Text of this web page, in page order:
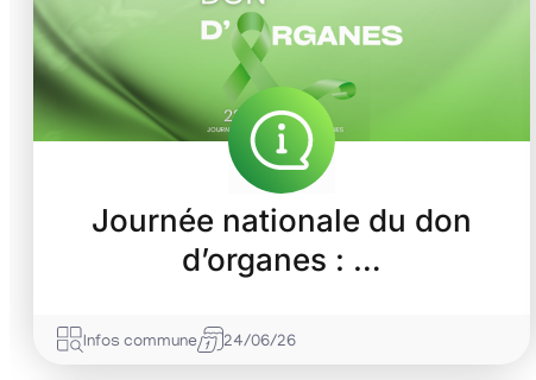
Journée nationale du don
d’organes : …
Infos commune 24/06/26